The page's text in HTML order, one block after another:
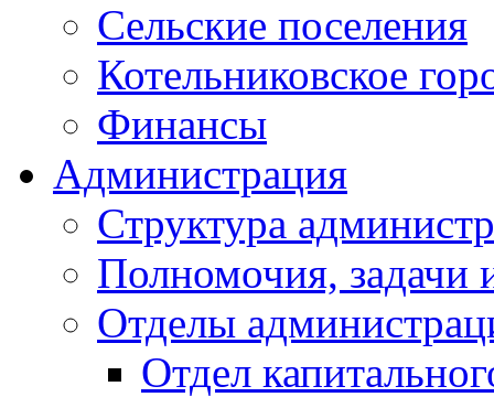
Сельские поселения
Котельниковское
Финансы
Администрация
Структура
Полномочия, задачи
Отделы
Отдел